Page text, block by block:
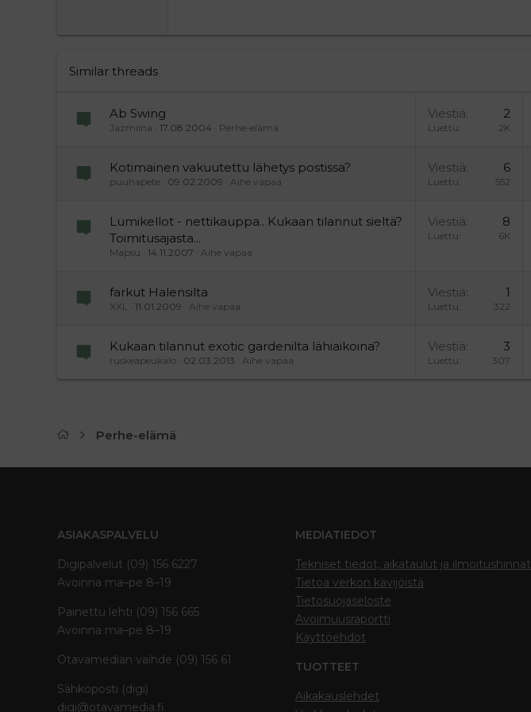
26
Similar threads
Ab Swing
Jazmiina 17.08.2004 Perhe-elämä
Viestiä 2
Luettu 2K
Kotimainen vakuutettu lähetys postissa?
puuhapete 09.02.2009 Aihe vapaa
Viestiä 6
Luettu 552
Lumikellot - nettikauppa.. Kukaan tilannut sieltä?
Toimitusajasta...
Mapsu 14.11.2007 Aihe vapaa
Viestiä 8
Luettu 6K
farkut Halensilta
XXL 11.01.2009 Aihe vapaa
Viestiä 1
Luettu 322
Kukaan tilannut exotic gardenilta lähiaikoina?
ruskeapeukalo 02.03.2013 Aihe vapaa
Viestiä 3
Luettu 307
Perhe-elämä
ASIAKASPALVELU
Digipalvelut (09) 156 6227
Avoinna ma–pe 8–19
Painettu lehti (09) 156 665
Avoinna ma–pe 8–19
Otavamedian vaihde (09) 156 61
Sähköposti (digi)
digi@otavamedia.fi
MEDIATIEDOT
Tekniset tiedot, aikataulut ja ilmoitushinnat
Tietoa verkon kävijöistä
Tietosuojaseloste
Avoimuusraportti
Käyttöehdot
TUOTTEET
Aikakauslehdet